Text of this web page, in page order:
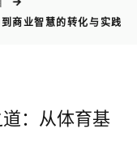
商业智慧的转化与实践
：从体育基